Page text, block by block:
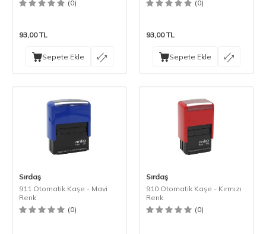
(0)
93,00TL
Sepete Ekle
(0)
93,00TL
Sepete Ekle
Sırdaş
911 Otomatik Kaşe - Mavi
Renk
(0)
Sırdaş
910 Otomatik Kaşe - Kırmızı
Renk
(0)